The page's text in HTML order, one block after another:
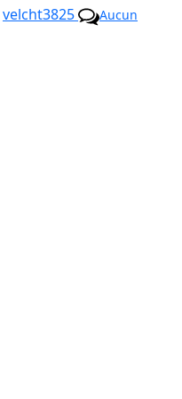
velcht3825
Aucun